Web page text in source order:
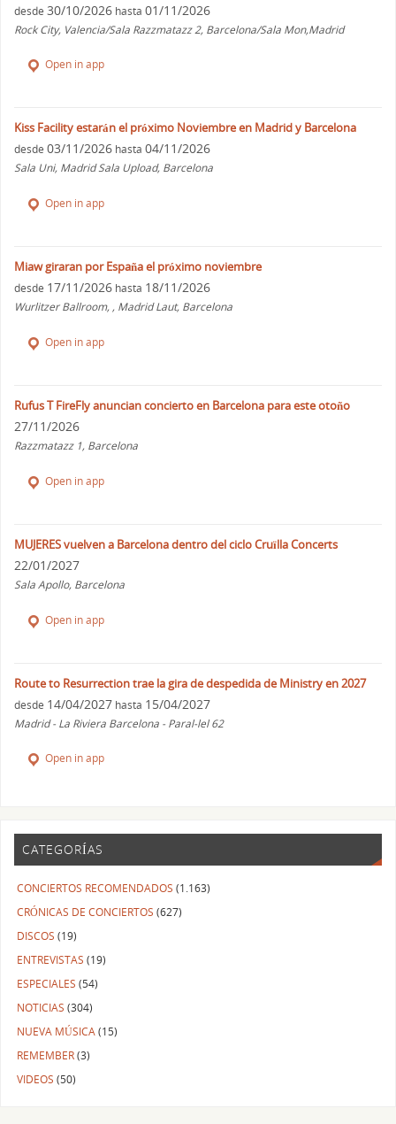
desde 30/10/2026 hasta 01/11/2026
Rock City, Valencia/Sala Razzmatazz 2, Barcelona/Sala Mon,Madrid
Open in app
Kiss Facility estarán el próximo Noviembre en Madrid y Barcelona
desde 03/11/2026 hasta 04/11/2026
Sala Uni, Madrid Sala Upload, Barcelona
Open in app
Miaw giraran por España el próximo noviembre
desde 17/11/2026 hasta 18/11/2026
Wurlitzer Ballroom, , Madrid Laut, Barcelona
Open in app
Rufus T FireFly anuncian concierto en Barcelona para este otoño
27/11/2026
Razzmatazz 1, Barcelona
Open in app
MUJERES vuelven a Barcelona dentro del ciclo Cruïlla Concerts
22/01/2027
Sala Apollo, Barcelona
Open in app
Route to Resurrection trae la gira de despedida de Ministry en 2027
desde 14/04/2027 hasta 15/04/2027
Madrid - La Riviera Barcelona - Paral-lel 62
Open in app
CATEGORÍAS
CONCIERTOS RECOMENDADOS (1.163)
CRÓNICAS DE CONCIERTOS (627)
DISCOS (19)
ENTREVISTAS (19)
ESPECIALES (54)
NOTICIAS (304)
NUEVA MÚSICA (15)
REMEMBER(3)
VIDEOS (50)